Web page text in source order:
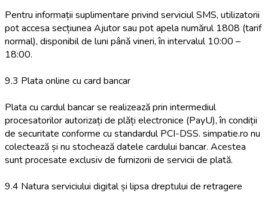
Pentru informații suplimentare privind serviciul SMS, utilizatorii
pot accesa secțiunea Ajutor sau pot apela numărul 1808 (tarif
normal), disponibil de luni până vineri, în intervalul 10:00 –
18:00.
9.3 Plata online cu card bancar
Plata cu cardul bancar se realizează prin intermediul
procesatorilor autorizați de plăți electronice (PayU), în condiții
de securitate conforme cu standardul PCI-DSS. simpatie.ro nu
colectează și nu stochează datele cardului bancar. Acestea
sunt procesate exclusiv de furnizorii de servicii de plată.
9.4 Natura serviciului digital și lipsa dreptului de retragere